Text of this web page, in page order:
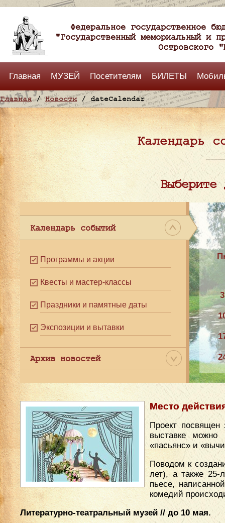
Федеральное государственное
"Государственный мемориальный и
Островского
Главная МУЗЕЙ Посетителям БИЛЕТЫ
Главная/Новости/ dateCalendar
Календарь
Выберите
Календарь событий
Программы и акции
Квесты и мастер-классы
Праздники и памятные даты
Экспозиции и вытавки
Архив новостей
3
Место
Проект
выставке можно
«пасьянс» и
Поводом к
лет), а также 25-
пьесе,
комедий
Литературно-театральный музей // до 10 мая.